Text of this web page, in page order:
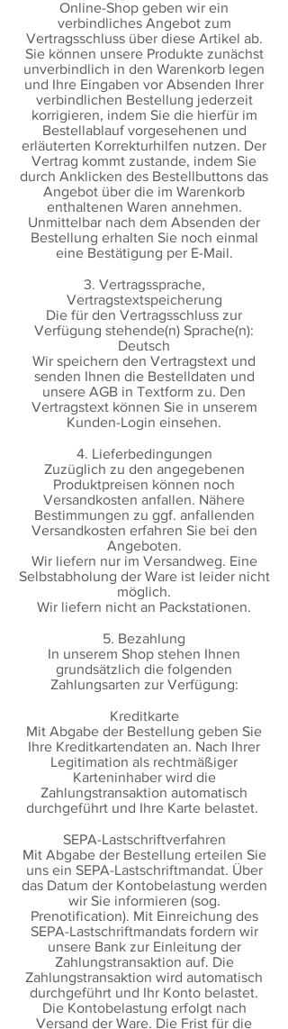
Online-Shop geben wir ein
verbindliches Angebot zum
Vertragsschluss über diese Artikel ab.
Sie können unsere Produkte zunächst
unverbindlich in den Warenkorb legen
und Ihre Eingaben vor Absenden Ihrer
verbindlichen Bestellung jederzeit
korrigieren, indem Sie die hierfür im
Bestellablauf vorgesehenen und
erläuterten Korrekturhilfen nutzen. Der
Vertrag kommt zustande, indem Sie
durch Anklicken des Bestellbuttons das
Angebot über die im Warenkorb
enthaltenen Waren annehmen.
Unmittelbar nach dem Absenden der
Bestellung erhalten Sie noch einmal
eine Bestätigung per E-Mail.
3. Vertragssprache,
Vertragstextspeicherung
Die für den Vertragsschluss zur
Verfügung stehende(n) Sprache(n):
Deutsch
Wir speichern den Vertragstext und
senden Ihnen die Bestelldaten und
unsere AGB in Textform zu. Den
Vertragstext können Sie in unserem
Kunden-Login einsehen.
4. Lieferbedingungen
Zuzüglich zu den angegebenen
Produktpreisen können noch
Versandkosten anfallen. Nähere
Bestimmungen zu ggf. anfallenden
Versandkosten erfahren Sie bei den
Angeboten.
Wir liefern nur im Versandweg. Eine
Selbstabholung der Ware ist leider nicht
möglich.
Wir liefern nicht an Packstationen.
5. Bezahlung
In unserem Shop stehen Ihnen
grundsätzlich die folgenden
Zahlungsarten zur Verfügung:
Kreditkarte
Mit Abgabe der Bestellung geben Sie
Ihre Kreditkartendaten an. Nach Ihrer
Legitimation als rechtmäßiger
Karteninhaber wird die
Zahlungstransaktion automatisch
durchgeführt und Ihre Karte belastet.
SEPA-Lastschriftverfahren
Mit Abgabe der Bestellung erteilen Sie
uns ein SEPA-Lastschriftmandat. Über
das Datum der Kontobelastung werden
wir Sie informieren (sog.
Prenotification). Mit Einreichung des
SEPA-Lastschriftmandats fordern wir
unsere Bank zur Einleitung der
Zahlungstransaktion auf. Die
Zahlungstransaktion wird automatisch
durchgeführt und Ihr Konto belastet.
Die Kontobelastung erfolgt nach
Versand der Ware. Die Frist für die